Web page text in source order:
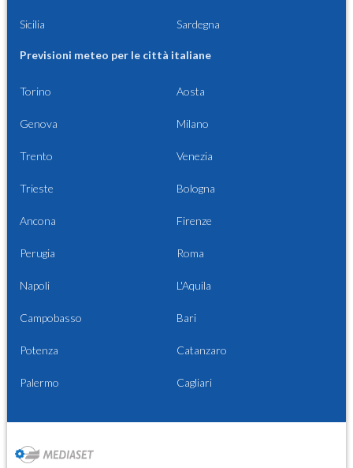
Sicilia Sardegna
Previsioni meteo per le città italiane
Torino Aosta
Genova Milano
Trento Venezia
Trieste Bologna
Ancona Firenze
Perugia Roma
Napoli L'Aquila
Campobasso Bari
Potenza Catanzaro
Palermo Cagliari